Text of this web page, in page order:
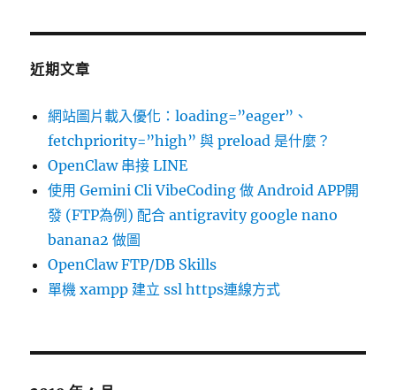
近期文章
網站圖片載入優化：loading=”eager”、
fetchpriority=”high” 與 preload 是什麼？
OpenClaw 串接 LINE
使用 Gemini Cli VibeCoding 做 Android APP開
發 (FTP為例) 配合 antigravity google nano
banana2 做圖
OpenClaw FTP/DB Skills
單機 xampp 建立 ssl https連線方式